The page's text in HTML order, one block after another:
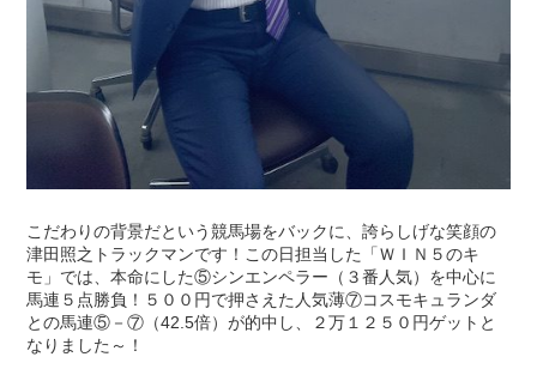
こだわりの背景だという競馬場をバックに、誇らしげな笑顔の
津田照之トラックマンです！この日担当した「ＷＩＮ５のキ
モ」では、本命にした⑤シンエンペラー（３番人気）を中心に
馬連５点勝負！５００円で押さえた人気薄⑦コスモキュランダ
との馬連⑤－⑦（42.5倍）が的中し、２万１２５０円ゲットと
なりました～！